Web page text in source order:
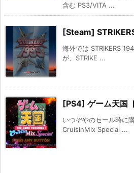
含む PS3/VITA ...
[Steam]
海外では STRIKERS
が、STRIKE ...
[PS4] ゲーム天国
いつぞやのセール時に
CruisinMix Special ...